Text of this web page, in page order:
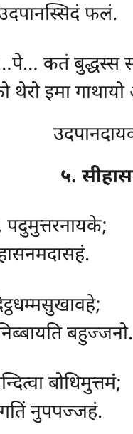
फलं.
कतं बुद्धस्स
इमा गाथायो
५.
पदुमुत्तरनायके;
बहुज्जनो.
बोधिमुत्तमं;
नुपपज्जहं.